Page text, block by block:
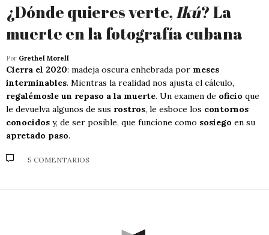
¿Dónde quieres verte,Ikú? La
muerte en la fotografía cubana
Por Grethel Morell
Cierra el 2020: madeja oscura enhebrada por meses
interminables. Mientras la realidad nos ajusta el cálculo,
regalémosle un repaso a la muerte. Un examen de oficio que
le devuelva algunos de sus rostros, le esboce los contornos
conocidos y, de ser posible, que funcione como sosiego en su
apretado paso.
5 COMENTARIOS